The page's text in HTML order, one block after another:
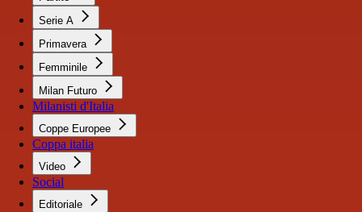
Serie A
Primavera
Femminile
Milan Futuro
Milanisti d'Italia
Coppe Europee
Coppa italia
Video
Social
Editoriale